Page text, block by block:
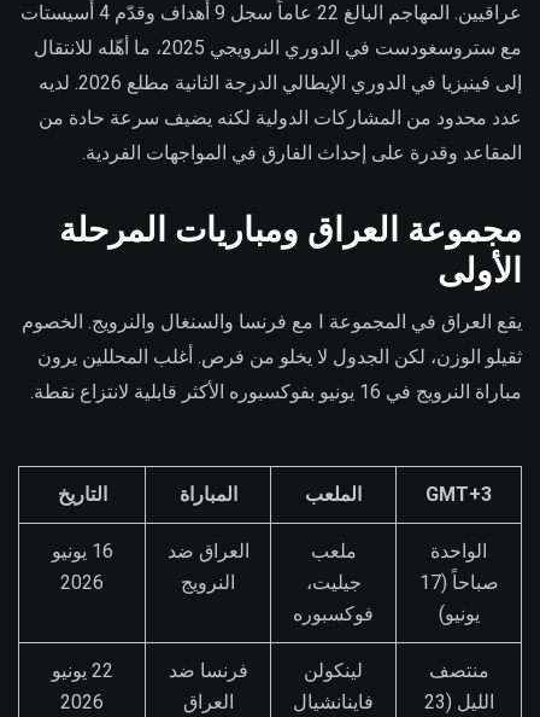
عراقيين. المهاجم البالغ 22 عاماً سجل 9 أهداف وقدّم 4 أسيستات
مع ستروسغودست في الدوري النرويجي 2025، ما أهّله للانتقال
إلى فينيزيا في الدوري الإيطالي الدرجة الثانية مطلع 2026. لديه
عدد محدود من المشاركات الدولية لكنه يضيف سرعة حادة من
المقاعد وقدرة على إحداث الفارق في المواجهات الفردية.
مجموعة العراق ومباريات المرحلة
الأولى
يقع العراق في المجموعة I مع فرنسا والسنغال والنرويج. الخصوم
ثقيلو الوزن، لكن الجدول لا يخلو من فرص. أغلب المحللين يرون
مباراة النرويج في 16 يونيو بفوكسبوره الأكثر قابلية لانتزاع نقطة.
GMT+3 الملعب المباراة التاريخ
الواحدة
صباحاً (17
يونيو)
ملعب
جيليت،
فوكسبوره
العراق ضد
النرويج
16 يونيو
2026
منتصف
الليل (23
لينكولن
فاينانشيال
فرنسا ضد
العراق
22 يونيو
2026